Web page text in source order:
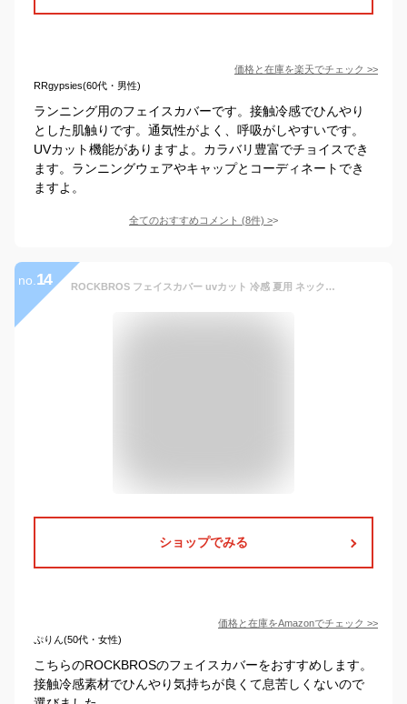
価格と在庫を楽天でチェック >>
RRgypsies(60代・男性)
ランニング用のフェイスカバーです。接触冷感でひんやり
とした肌触りです。通気性がよく、呼吸がしやすいです。
UVカット機能がありますよ。カラバリ豊富でチョイスでき
ます。ランニングウェアやキャップとコーディネートでき
ますよ。
全てのおすすめコメント (8件) >
no. 14 ROCKBROS フェイスカバー uvカット 冷感 夏用 ネックカバー 息苦しくない 日焼け防止 UPF50+ 吸汗速乾 ネックウォーマー スポーツ 自転車 バイク 釣り ゴルフ ランニング サイズ: One Size カラー: ブラック
ショップでみる
価格と在庫をAmazonでチェック >>
ぷりん(50代・女性)
こちらのROCKBROSのフェイスカバーをおすすめします。
接触冷感素材でひんやり気持ちが良くて息苦しくないので